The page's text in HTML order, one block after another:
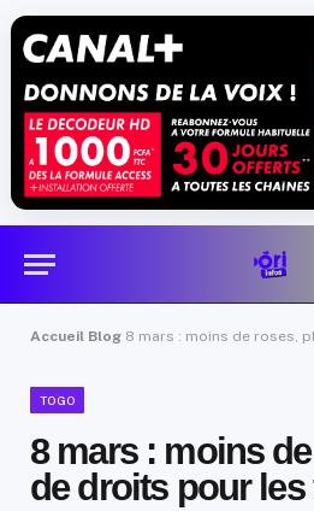
Accueil Blog 8 mars : moins de roses,
TOGO
8 mars : moins
de droits pour